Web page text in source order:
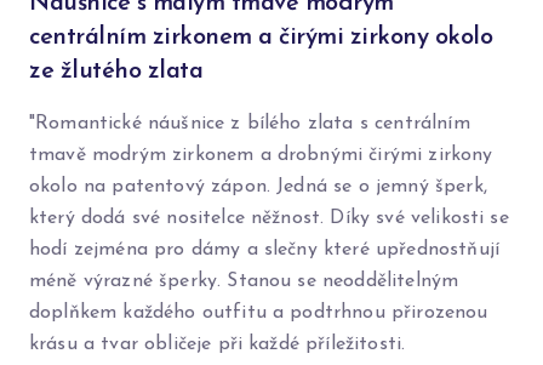
centrálním zirkonem a čirými zirkony okolo
ze žlutého zlata
"Romantické náušnice z bílého zlata s centrálním
tmavě modrým zirkonem a drobnými čirými zirkony
okolo na patentový zápon. Jedná se o jemný šperk,
který dodá své nositelce něžnost. Díky své velikosti se
hodí zejména pro dámy a slečny které upřednostňují
méně výrazné šperky. Stanou se neoddělitelným
doplňkem každého outfitu a podtrhnou přirozenou
krásu a tvar obličeje při každé příležitosti.